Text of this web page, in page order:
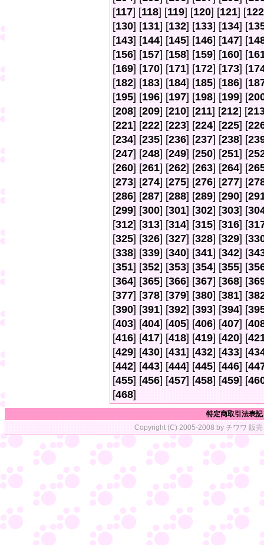
[117] [118] [119] [120] [121] [122
[130] [131] [132] [133] [134] [
[143] [144] [145] [146] [147] [
[156] [157] [158] [159] [160] [
[169] [170] [171] [172] [173] [
[182] [183] [184] [185] [186] [
[195] [196] [197] [198] [199] [
[208] [209] [210] [211] [212] [
[221] [222] [223] [224] [225] [
[234] [235] [236] [237] [238] [
[247] [248] [249] [250] [251] [
[260] [261] [262] [263] [264] [
[273] [274] [275] [276] [277] [
[286] [287] [288] [289] [290] [
[299] [300] [301] [302] [303] [
[312] [313] [314] [315] [316] [
[325] [326] [327] [328] [329] [
[338] [339] [340] [341] [342] [
[351] [352] [353] [354] [355] [
[364] [365] [366] [367] [368] [
[377] [378] [379] [380] [381] [
[390] [391] [392] [393] [394] [
[403] [404] [405] [406] [407] [
[416] [417] [418] [419] [420] [
[429] [430] [431] [432] [433] [
[442] [443] [444] [445] [446] [
[455] [456] [457] [458] [459] [
[468]
特定商取引法表記
Copyright (C) 2005-2008 by チワワ 販